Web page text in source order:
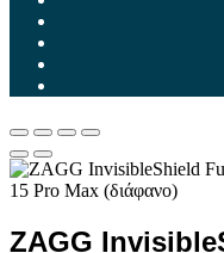
ZAGG